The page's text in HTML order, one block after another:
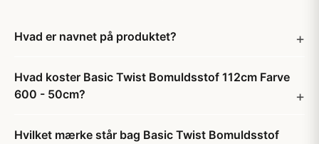
Hvad er navnet på produktet?
Hvad koster Basic Twist Bomuldsstof 112cm Farve
600 - 50cm?
Hvilket mærke står bag Basic Twist Bomuldsstof